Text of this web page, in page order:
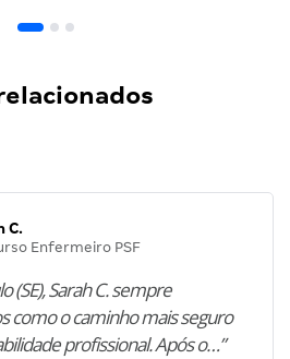
C.
Enfermeiro PSF
(SE), Sarah C. sempre
como o caminho mais seguro
profissional. Após o…”